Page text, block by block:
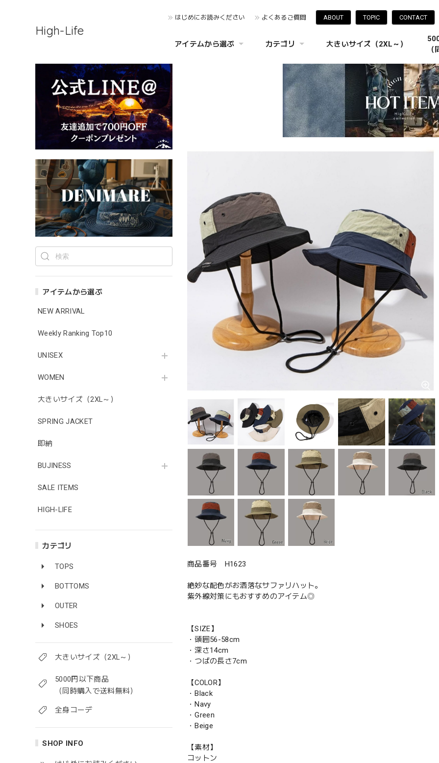
High-Life
はじめにお読みください よくあるご質問 ABOUT TOPIC CONTACT
アイテムから選ぶ カテゴリ 大きいサイズ（2XL～）
アイテムから選ぶ
NEW ARRIVAL
Weekly Ranking Top10
UNISEX
WOMEN
大きいサイズ（2XL～）
SPRING JACKET
即納
BUJINESS
SALE ITEMS
HIGH-LIFE
カテゴリ
TOPS
BOTTOMS
OUTER
SHOES
大きいサイズ（2XL～）
5000円以下商品
（同時購入で送料無料）
全身コーデ
SHOP INFO
商品番号 H1623
絶妙な配色がお洒落なサファリハット。
紫外線対策にもおすすめのアイテム◎
【SIZE】
・頭囲56-58cm
・深さ14cm
・つばの長さ7cm
【COLOR】
・Black
・Navy
・Green
・Beige
【素材】
コットン